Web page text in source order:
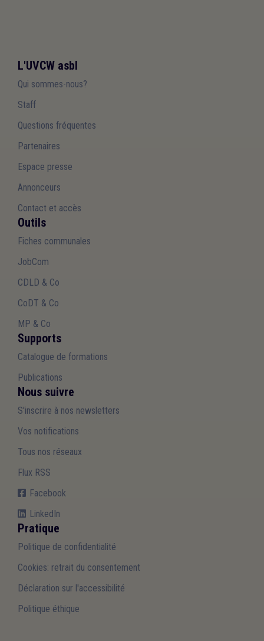
L'UVCW asbl
Qui sommes-nous?
Staff
Questions fréquentes
Partenaires
Espace presse
Annonceurs
Contact et accès
Outils
Fiches communales
JobCom
CDLD & Co
CoDT & Co
MP & Co
Supports
Catalogue de formations
Publications
Nous suivre
S'inscrire à nos newsletters
Vos notifications
Tous nos réseaux
Flux RSS
Facebook
LinkedIn
Pratique
Politique de confidentialité
Cookies: retrait du consentement
Déclaration sur l'accessibilité
Politique éthique